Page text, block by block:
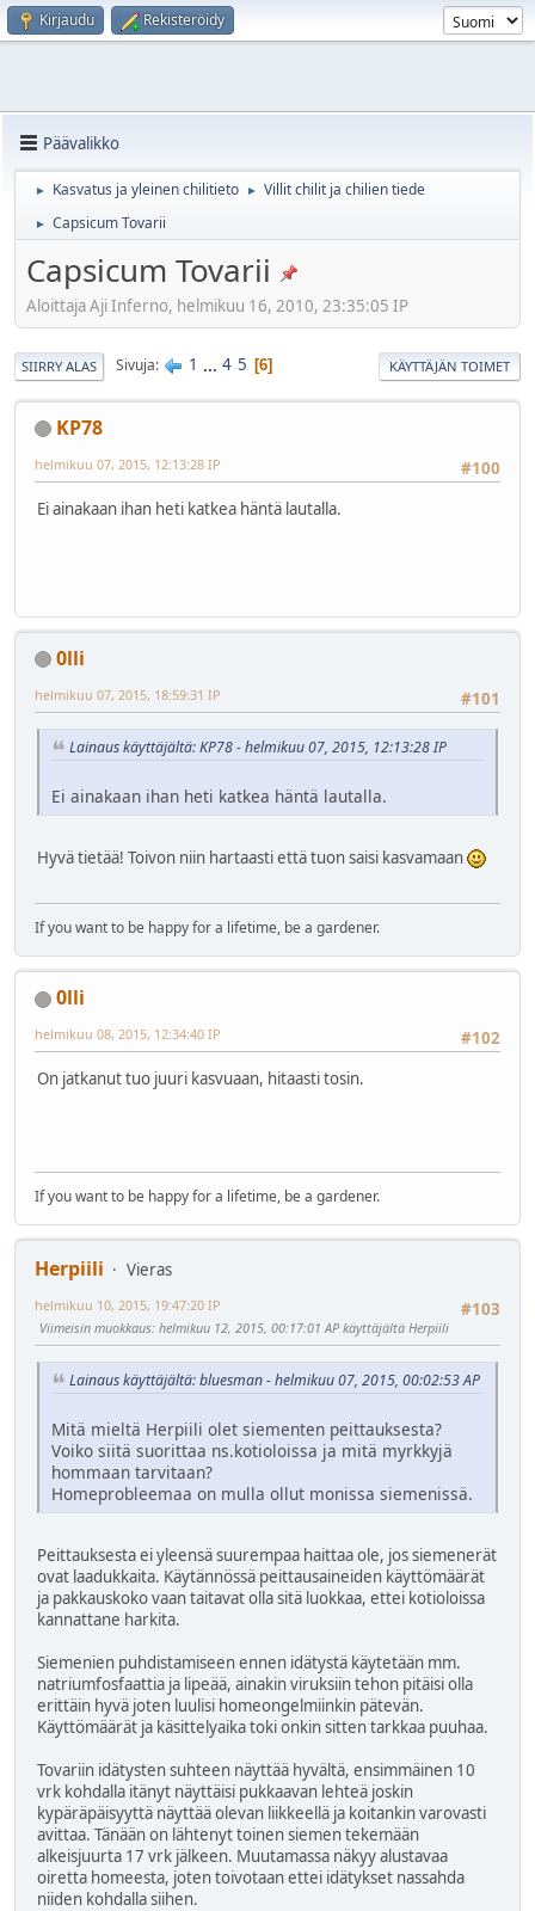
Kirjaudu Rekisteröidy
Päävalikko
► Kasvatus ja yleinen chilitieto ► Villit chilit ja chilien tiede
► Capsicum Tovarii
Capsicum Tovarii
Aloittaja Aji Inferno, helmikuu 16, 2010, 23:35:05 IP
SIIRRY ALAS Sivuja 1 ... 4 5 6 KÄYTTÄJÄN TOIMET
KP78
#100
helmikuu 07, 2015, 12:13:28 IP
Ei ainakaan ihan heti katkea häntä lautalla.
0lli
#101
helmikuu 07, 2015, 18:59:31 IP
Lainaus käyttäjältä: KP78 - helmikuu 07, 2015, 12:13:28 IP
Ei ainakaan ihan heti katkea häntä lautalla.
Hyvä tietää! Toivon niin hartaasti että tuon saisi kasvamaan
If you want to be happy for a lifetime, be a gardener.
0lli
#102
helmikuu 08, 2015, 12:34:40 IP
On jatkanut tuo juuri kasvuaan, hitaasti tosin.
If you want to be happy for a lifetime, be a gardener.
Herpiili
Vieras
#103
helmikuu 10, 2015, 19:47:20 IP
Viimeisin muokkaus: helmikuu 12, 2015, 00:17:01 AP käyttäjältä Herpiili
Lainaus käyttäjältä: bluesman - helmikuu 07, 2015, 00:02:53 AP
Mitä mieltä Herpiili olet siementen peittauksesta?
Voiko siitä suorittaa ns.kotioloissa ja mitä myrkkyjä
hommaan tarvitaan?
Homeprobleemaa on mulla ollut monissa siemenissä.
Peittauksesta ei yleensä suurempaa haittaa ole, jos siemenerät
ovat laadukkaita. Käytännössä peittausaineiden käyttömäärät
ja pakkauskoko vaan taitavat olla sitä luokkaa, ettei kotioloissa
kannattane harkita.
Siemenien puhdistamiseen ennen idätystä käytetään mm.
natriumfosfaattia ja lipeää, ainakin viruksiin tehon pitäisi olla
erittäin hyvä joten luulisi homeongelmiinkin pätevän.
Käyttömäärät ja käsittelyaika toki onkin sitten tarkkaa puuhaa.
Tovariin idätysten suhteen näyttää hyvältä, ensimmäinen 10
vrk kohdalla itänyt näyttäisi pukkaavan lehteä joskin
kypäräpäisyyttä näyttää olevan liikkeellä ja koitankin varovasti
avittaa. Tänään on lähtenyt toinen siemen tekemään
alkeisjuurta 17 vrk jälkeen. Muutamassa näkyy alustavaa
oiretta homeesta, joten toivotaan ettei idätykset nassahda
niiden kohdalla siihen.